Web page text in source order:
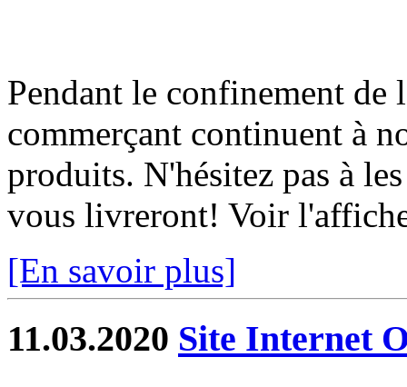
Pendant le confinement de
commerçant continuent à
produits. N'hésitez pas à
vous livreront! Voir
[En savoir plus]
11.03.2020 Site Internet